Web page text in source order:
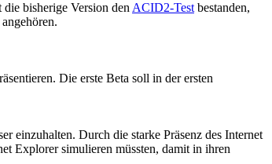
bisherige Version denACID2-Testbestanden,
Die erste Beta soll in der ersten
einzuhalten. Durch die starke Präsenz des Internet
Explorer simulieren müssten, damit in ihren